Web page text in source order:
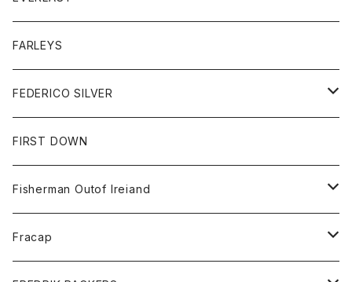
シャツ
セーター
ボトム
ショートパンツ
パンツ
レディース
コート
ジャケット
トップス
ジャケット
スエットシャツ
ボトム
スエットパンツ
グッズ
帽子
FARLEYS
FEDERICO SILVER
アクセサリー
FIRST DOWN
Fisherman Outof Ireiand
ニット
Fracap